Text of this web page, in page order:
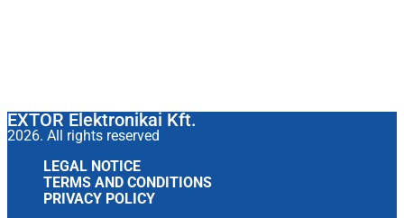
EXTOR Elektronikai Kft.
2026. All rights reserved
LEGAL NOTICE
TERMS AND CONDITIONS
PRIVACY POLICY